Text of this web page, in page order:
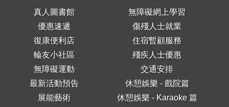
真人圖書館
優惠速遞
復康便利店
輪友小社區
無障礙運動
最新活動預告
展能藝術
無障礙網上學習
傷殘人士就業
住宿暫顧服務
殘疾人士優惠
交通安排
休憩娛樂 - 戲院篇
休憩娛樂 - Karaoke 篇